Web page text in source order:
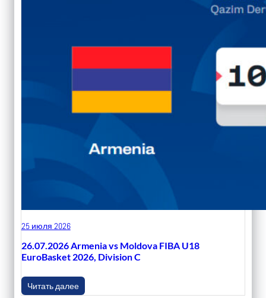
25 июля 2026
26.07.2026 Armenia vs Moldova FIBA U18
EuroBasket 2026, Division C
Читать далее